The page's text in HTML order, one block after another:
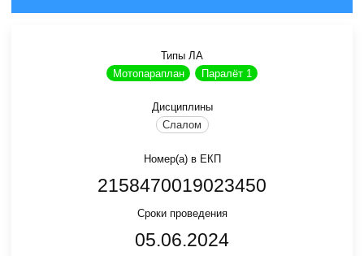
Типы ЛА
Мотопараплан
Паралёт 1
Дисциплины
Слалом
Номер(а) в ЕКП
2158470019023450
Сроки проведения
05.06.2024